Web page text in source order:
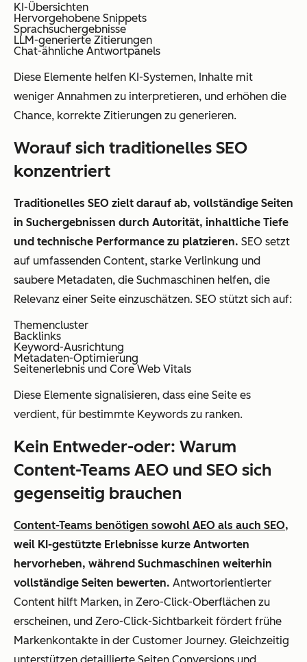
KI-Übersichten
Hervorgehobene Snippets
Sprachsuchergebnisse
LLM-generierte Zitierungen
Chat-ähnliche Antwortpanels
Diese Elemente helfen KI-Systemen, Inhalte mit
weniger Annahmen zu interpretieren, und erhöhen die
Chance, korrekte Zitierungen zu generieren.
Worauf sich traditionelles SEO
konzentriert
Traditionelles SEO zielt darauf ab, vollständige Seiten
in Suchergebnissen durch Autorität, inhaltliche Tiefe
und technische Performance zu platzieren. SEO setzt
auf umfassenden Content, starke Verlinkung und
saubere Metadaten, die Suchmaschinen helfen, die
Relevanz einer Seite einzuschätzen. SEO stützt sich auf:
Themencluster
Backlinks
Keyword-Ausrichtung
Metadaten-Optimierung
Seitenerlebnis und Core Web Vitals
Diese Elemente signalisieren, dass eine Seite es
verdient, für bestimmte Keywords zu ranken.
Kein Entweder-oder: Warum
Content-Teams AEO und SEO sich
gegenseitig brauchen
Content-Teams benötigen sowohl AEO als auch SEO,
weil KI-gestützte Erlebnisse kurze Antworten
hervorheben, während Suchmaschinen weiterhin
vollständige Seiten bewerten. Antwortorientierter
Content hilft Marken, in Zero-Click-Oberflächen zu
erscheinen, und Zero-Click-Sichtbarkeit fördert frühe
Markenkontakte in der Customer Journey. Gleichzeitig